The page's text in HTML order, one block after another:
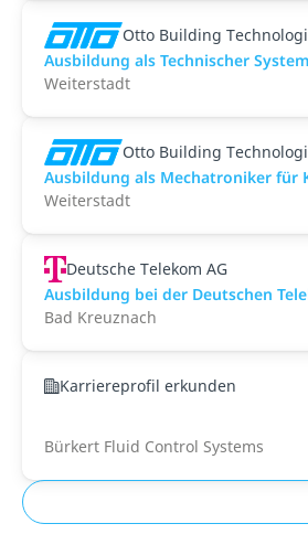
Otto Building
Ausbildung als Technischer
Weiterstadt
Otto Building
Ausbildung als Mechatroniker für
Weiterstadt
Deutsche Telekom AG
Ausbildung bei der Deutschen
Bad Kreuznach
Karriereprofil erkunden
Bürkert Fluid Control Systems